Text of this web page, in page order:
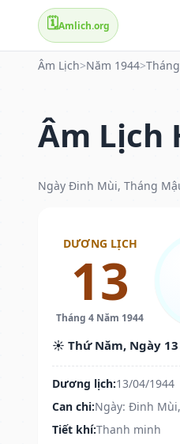
🗓️Amlich.org
Âm Lịch>Năm 1944>
Âm Lịch
Ngày Đinh Mùi, Tháng
DƯƠNG LỊCH
13
Tháng 4 Năm 1944
☀️ Thứ Năm, Ngày
Dương lịch:13/04/1944
Can chi:Ngày: Đinh
Tiết khí:Thanh minh